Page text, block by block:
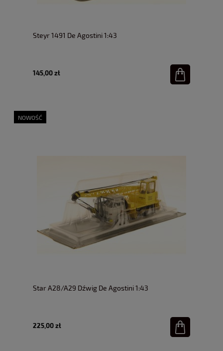
Steyr 1491 De Agostini 1:43
145,00 zł
Star A28/A29 Dźwig De Agostini 1:43
225,00 zł
NOWOŚĆ